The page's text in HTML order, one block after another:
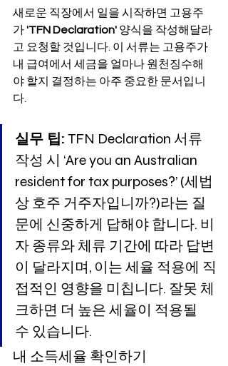
새로운 직장에서 일을 시작하면 고용주
가 'TFN Declaration' 양식을 작성해달라
고 요청할 것입니다. 이 서류는 고용주가
내 급여에서 세금을 얼마나 원천징수해
야 할지 결정하는 아주 중요한 문서입니
다.
실무 팁: TFN Declaration 서류
작성 시 ‘Are you an Australian
resident for tax purposes?’ (세법
상 호주 거주자입니까?)라는 질
문에 신중하게 답해야 합니다. 비
자 종류와 체류 기간에 따라 답변
이 달라지며, 이는 세율 적용에 직
접적인 영향을 미칩니다. 잘못 체
크하면 더 높은 세율이 적용될
수 있습니다.
내 소득세율 확인하기